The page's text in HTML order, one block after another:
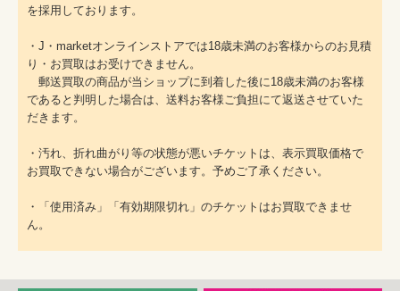
を採用しております。
・J・marketオンラインストアでは18歳未満のお客様からのお見積
り・お買取はお受けできません。
郵送買取の商品が当ショップに到着した後に18歳未満のお客様
であると判明した場合は、送料お客様ご負担にて返送させていた
だきます。
・汚れ、折れ曲がり等の状態が悪いチケットは、表示買取価格で
お買取できない場合がございます。予めご了承ください。
・「使用済み」「有効期限切れ」のチケットはお買取できませ
ん。